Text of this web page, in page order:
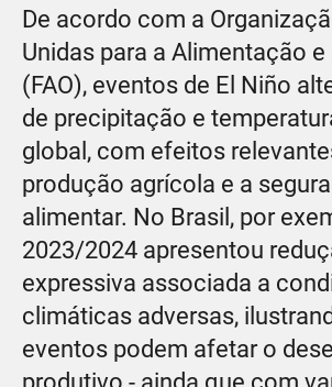
De acordo com a
Unidas para a Alimentação
(FAO), eventos de El Niño
de precipitação e
global, com efeitos
produção agrícola e a
alimentar. No Brasil, por
2023/2024 apresentou
expressiva associada a
climáticas adversas,
eventos podem afetar o